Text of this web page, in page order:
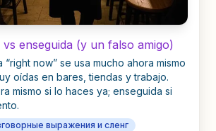
enseguida (y un falso amigo)
“right now” se usa mucho ahora mismo
oídas en bares, tiendas y trabajo.
mismo si lo haces ya; enseguida si
выражения и сленг